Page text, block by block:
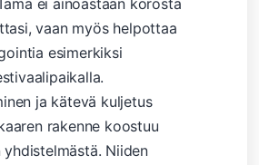
ei ainoastaan ​​korosta
vaan myös helpottaa
esimerkiksi
ja kätevä kuljetus
rakenne koostuu
Niiden